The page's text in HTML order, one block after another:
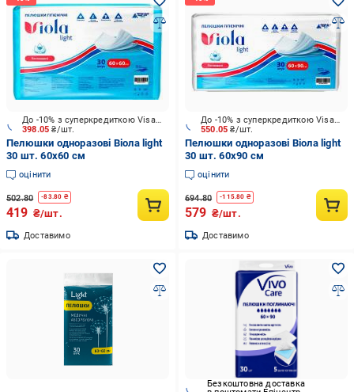
398.05₴/шт.
До -10% з суперкредиткою Visa Вигода
Пелюшки одноразові Віола light
30 шт. 60х60 см
оцінити
502.80 -83.80 ₴
419 ₴/шт.
Доставимо
550.05₴/шт.
До -10% з суперкредиткою Visa Вигода
Пелюшки одноразові Віола light
30 шт. 60х90 см
оцінити
694.80 -115.80 ₴
579 ₴/шт.
Доставимо
Безкоштовна доставка